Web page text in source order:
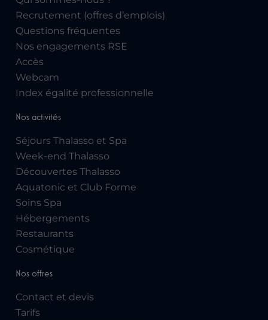
Recrutement (offres d’emplois)
Questions fréquentes
Nos engagements RSE
Accès
Webcam
Index égalité professionnelle
Nos activités
Séjours Thalasso et Spa
Week-end Thalasso
Découvertes Thalasso
Aquatonic et Club Forme
Soins Spa
Hébergements
Restaurants
Cosmétique
Nos offres
Contact et devis
Tarifs